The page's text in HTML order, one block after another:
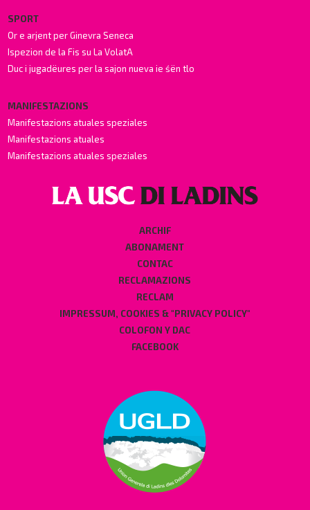
SPORT
Or e arjent per Ginevra Seneca
Ispezion de la Fis su La VolatA
Duc i jugadëures per la sajon nueva ie śën tlo
MANIFESTAZIONS
Manifestazions atuales speziales
Manifestazions atuales
Manifestazions atuales speziales
ARCHIF
ABONAMENT
CONTAC
RECLAMAZIONS
RECLAM
IMPRESSUM, COOKIES & "PRIVACY POLICY"
COLOFON Y DAC
FACEBOOK